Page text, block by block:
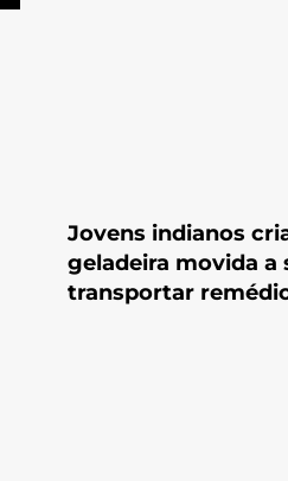
Jovens indianos
geladeira movida a
transportar